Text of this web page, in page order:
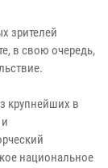
зрителей
в свою очередь,
крупнейших в
национальное